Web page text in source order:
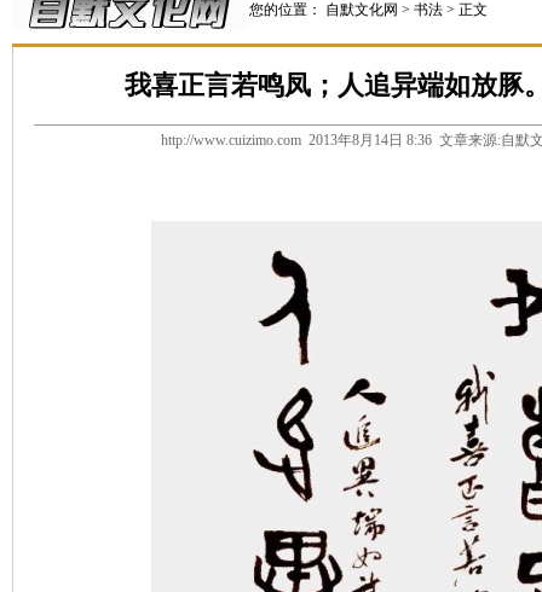
您的位置： 自默文化网 > 书法 > 正文
我喜正言若鸣凤；人追异端如放豚
http://www.cuizimo.com 2013年8月14日 8:36 文章来源:自默